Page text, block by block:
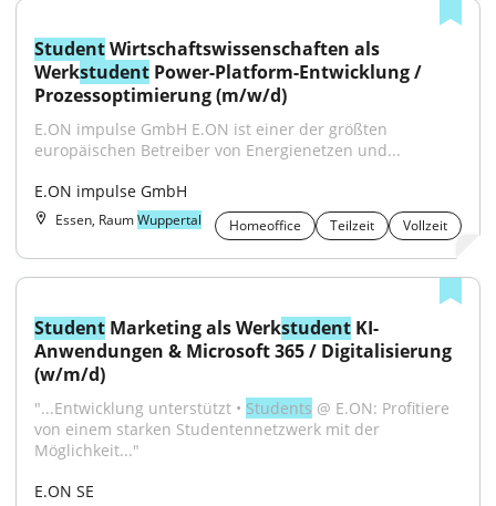
Student Wirtschaftswissenschaften als
Werkstudent Power-Platform-Entwicklung /
Prozessoptimierung (m/w/d)
E.ON impulse GmbH E.ON ist einer der größten
europäischen Betreiber von Energienetzen und...
E.ON impulse GmbH
Essen, RaumWuppertal Homeoffice Teilzeit Vollzeit
Student Marketing als Werkstudent KI-
Anwendungen & Microsoft 365 / Digitalisierung
(w/m/d)
"...Entwicklung unterstützt • Students @ E.ON: Profitiere
von einem starken Studentennetzwerk mit der
Möglichkeit..."
E.ON SE